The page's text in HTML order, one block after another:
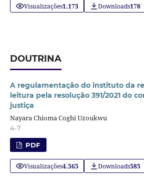
Visualizações1.173 Downloads178
DOUTRINA
A regulamentação do instituto da
leitura pela resolução 391/2021 do
justiça
Nayara Chioma Coghi Uzoukwu
4-7
PDF
Visualizações4.565 Downloads585